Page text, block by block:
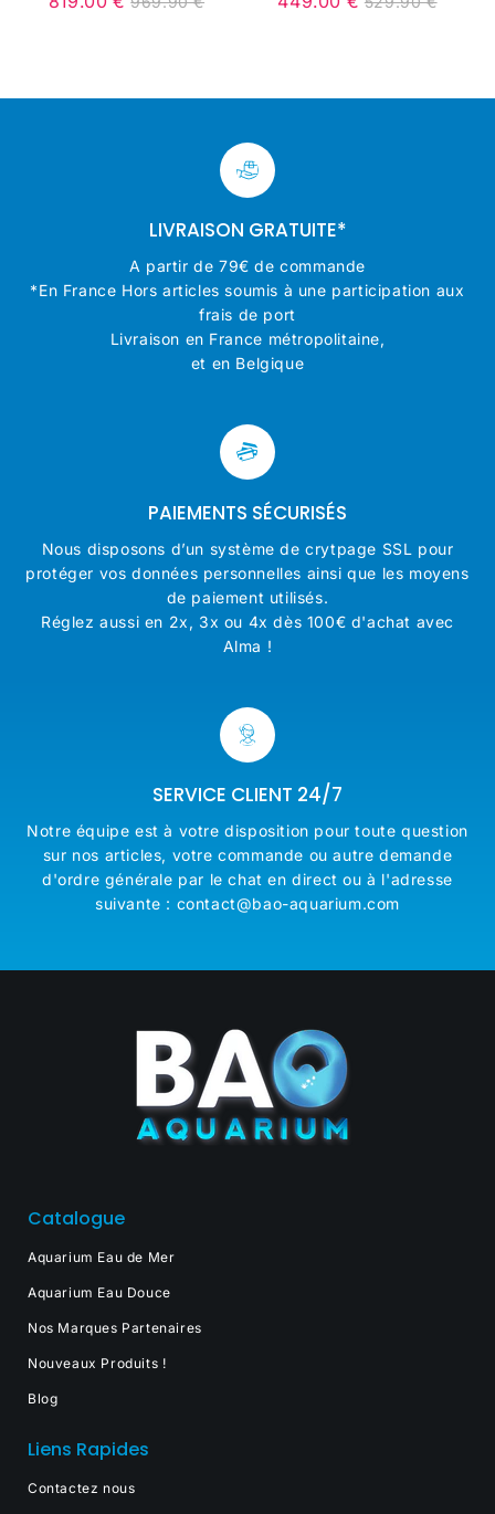
LIVRAISON GRATUITE*
A partir de 79€ de commande
*En France Hors articles soumis à une participation aux
frais de port
Livraison en France métropolitaine,
et en Belgique
PAIEMENTS SÉCURISÉS
Nous disposons d’un système de crytpage SSL pour
protéger vos données personnelles ainsi que les moyens
de paiement utilisés.
Réglez aussi en 2x, 3x ou 4x dès 100€ d'achat avec
Alma !
SERVICE CLIENT 24/7
Notre équipe est à votre disposition pour toute question
sur nos articles, votre commande ou autre demande
d'ordre générale par le chat en direct ou à l'adresse
suivante : contact@bao-aquarium.com
Catalogue
Aquarium Eau de Mer
Aquarium Eau Douce
Nos Marques Partenaires
Nouveaux Produits !
Blog
Liens Rapides
Contactez nous